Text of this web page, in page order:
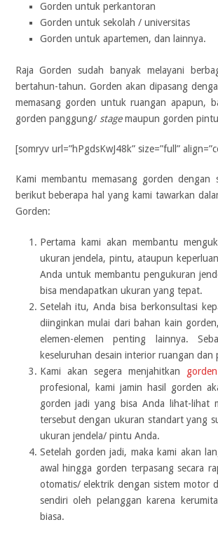
Gorden untuk perkantoran
Gorden untuk sekolah / universitas
Gorden untuk apartemen, dan lainnya.
Raja Gorden sudah banyak melayani
bertahun-tahun. Gorden akan dipasang
memasang gorden untuk ruangan apapun,
gorden panggung/ stagemaupun gorden
[somryv url=”hPgdsKwJ48k” size=”full”
Kami membantu memasang gorden dengan
berikut beberapa hal yang kami tawarkan
Gorden:
Pertama kami akan membantu
ukuran jendela, pintu, ataupun
Anda untuk membantu pengukuran
bisa mendapatkan ukuran yang tepat.
Setelah itu, Anda bisa berkonsultasi
diinginkan mulai dari bahan kain
elemen-elemen penting lainnya.
keseluruhan desain interior ruangan dan
Kami akan segera menjahitkan gorden
profesional, kami jamin hasil gorden
gorden jadi yang bisa Anda lihat-lihat
tersebut dengan ukuran standart yang
ukuran jendela/ pintu Anda.
Setelah gorden jadi, maka kami akan
awal hingga gorden terpasang secara
otomatis/ elektrik dengan sistem motor
sendiri oleh pelanggan karena
biasa.